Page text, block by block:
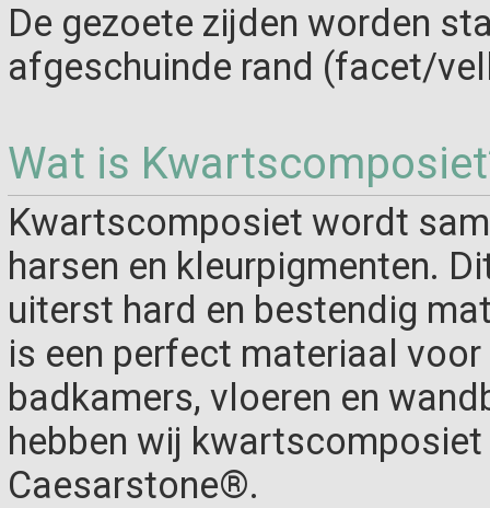
De gezoete zijden worden
afgeschuinde rand (facet/
Wat is
Kwartscomposiet wordt
harsen en kleurpigmenten.
uiterst hard en bestendig
is een perfect materiaal
badkamers, vloeren en
hebben wij
Caesarstone®.